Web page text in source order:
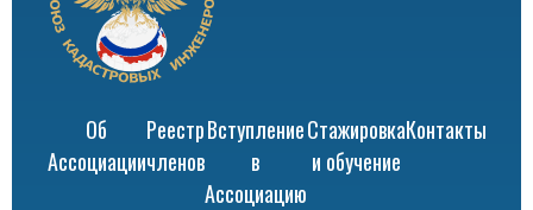
Об
Ассоциации
Реестр
членов
Вступление
в
Ассоциацию
Стажировка
и обучение
Контакты